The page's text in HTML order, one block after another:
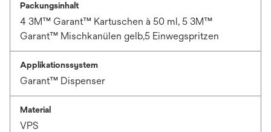
Packungsinhalt
4 3M™ Garant™ Kartuschen à 50 ml, 5 3M™
Garant™ Mischkanülen gelb,5 Einwegspritzen
Applikationssystem
Garant™ Dispenser
Material
VPS